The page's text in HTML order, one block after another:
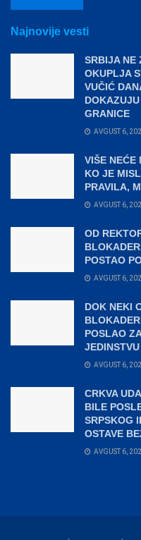
Najnovije vesti
SRBIJA NE
OKUPLJA
VUČIĆ
GRANICE
AVGUST 6,
VIŠE NEĆE
KO JE
PRAVILA,
AVGUST 6,
OD
POSTAO
AVGUST 6,
DOK NEKI
POSLAO
AVGUST 6,
CRKVA
BILE
SRPSKOG
OSTAVE
AVGUST 6,